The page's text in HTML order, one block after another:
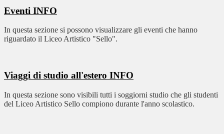
Eventi INFO
In questa sezione si possono visualizzare gli eventi che hanno
riguardato il Liceo Artistico "Sello".
Viaggi di studio all'estero INFO
In questa sezione sono visibili tutti i soggiorni studio che gli studenti
del Liceo Artistico Sello compiono durante l'anno scolastico.